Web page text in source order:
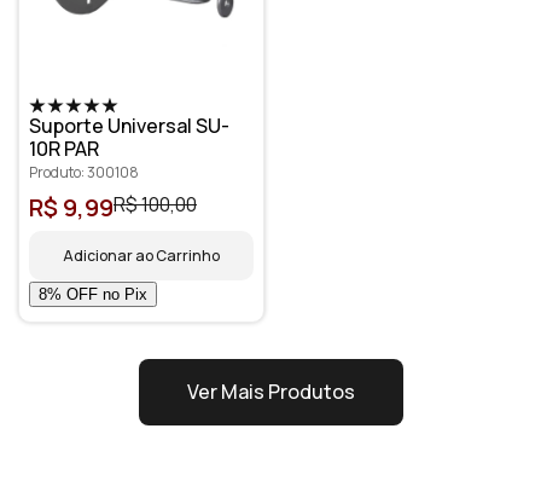
Suporte Universal SU-
10R PAR
Produto: 300108
R$ 9,99R$ 100,00
Adicionar ao Carrinho
Ver Mais Produtos